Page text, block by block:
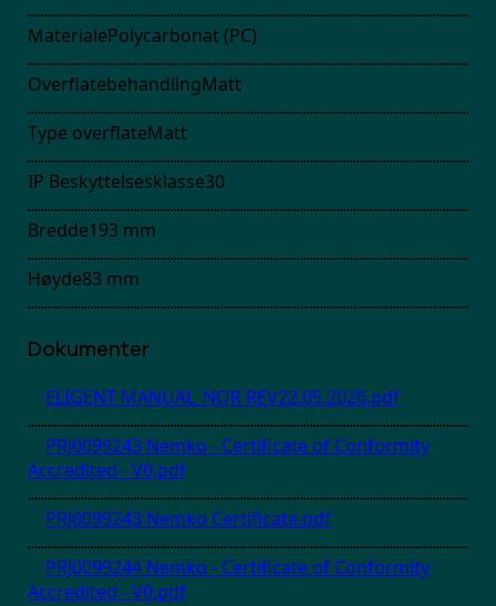
MaterialePolycarbonat (PC)
OverflatebehandlingMatt
Type overflateMatt
IP Beskyttelsesklasse30
Bredde193 mm
Høyde83 mm
Dokumenter
ELIGENT MANUAL_NOR REV22.05.2026.pdf
PRJ0099243 Nemko - Certificate of Conformity
Accredited - V0.pdf
PRJ0099243 Nemko Certificate.pdf
PRJ0099244 Nemko - Certificate of Conformity
Accredited - V0.pdf